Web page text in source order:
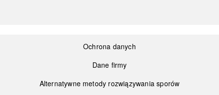
Ochrona danych
Dane firmy
Alternatywne metody rozwiązywania sporów